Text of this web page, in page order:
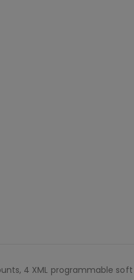
4 XML programmable soft